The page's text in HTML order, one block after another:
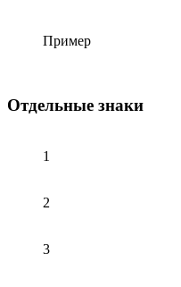
Пример
Отдельные знаки
1
2
3